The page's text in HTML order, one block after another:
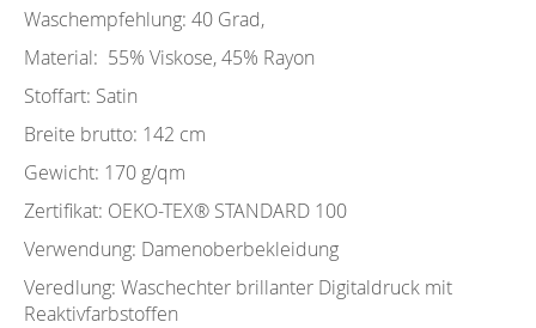
Waschempfehlung: 40 Grad,
Material: 55% Viskose, 45% Rayon
Stoffart: Satin
Breite brutto: 142 cm
Gewicht: 170 g/qm
Zertifikat: OEKO-TEX®️ STANDARD 100
Verwendung: Damenoberbekleidung
Veredlung: Waschechter brillanter Digitaldruck mit
Reaktivfarbstoffen